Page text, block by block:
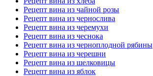
Рецепт вина из чайной розы
Рецепт вина из чернослива
Рецепт вина из черемухи
Рецепт вина из чеснока
Рецепт вина из черноплодной рябины
Рецепт вина из черешни
Рецепт вина из шелковицы
Рецепт вина из яблок